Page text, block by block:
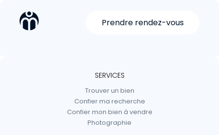
Prendre rendez-vous
SERVICES
Trouver un bien
Confier ma recherche
Confier mon bien à vendre
Photographie